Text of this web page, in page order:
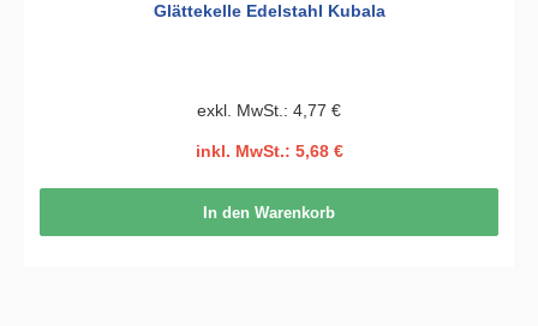
Glättekelle Edelstahl Kubala
exkl. MwSt.: 4,77 €
inkl. MwSt.: 5,68 €
In den Warenkorb